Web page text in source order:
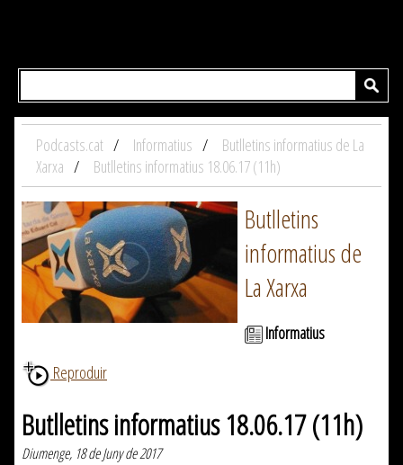
Podcasts.cat Informatius
Butlletins informatius de La
Xarxa
Butlletins informatius 18.06.17 (11h)
Butlletins
informatius de
La Xarxa
Informatius
Reproduir
Butlletins informatius 18.06.17 (11h)
Diumenge, 18 de Juny de 2017